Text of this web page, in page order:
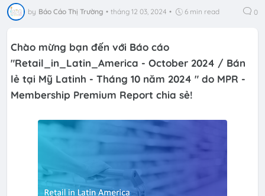
by Báo Cáo Thị Trường • tháng 12 03, 2024 • 6 min read 0
Chào mừng bạn đến với Báo cáo
"Retail_in_Latin_America - October 2024 / Bán
lẻ tại Mỹ Latinh - Tháng 10 năm 2024 " do MPR -
Membership Premium Report chia sẻ!